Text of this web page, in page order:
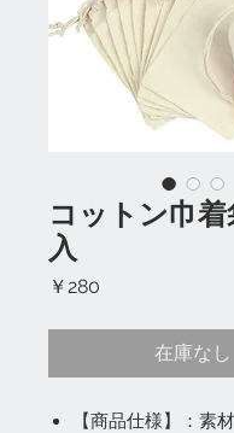
コットン巾
入
￥280
在庫なし
【商品仕様】：素